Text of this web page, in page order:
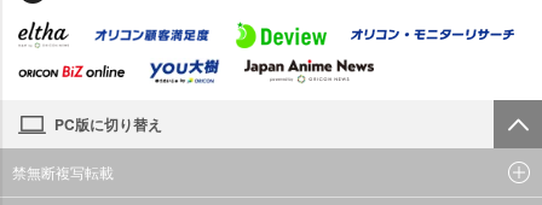
PC版に切り替え
禁無断複写転載